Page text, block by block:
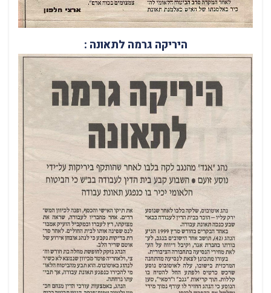
היריקה גרמה לתאונה :